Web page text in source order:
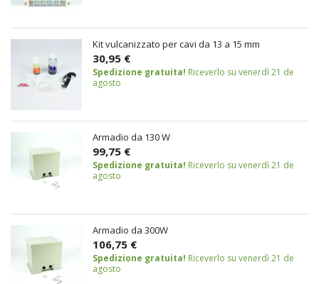
Kit vulcanizzato per cavi da 13 a 15 mm
30,95 €
Spedizione gratuita! Riceverlo su venerdì 21 de
agosto
Armadio da 130 W
99,75 €
Spedizione gratuita! Riceverlo su venerdì 21 de
agosto
Armadio da 300W
106,75 €
Spedizione gratuita! Riceverlo su venerdì 21 de
agosto